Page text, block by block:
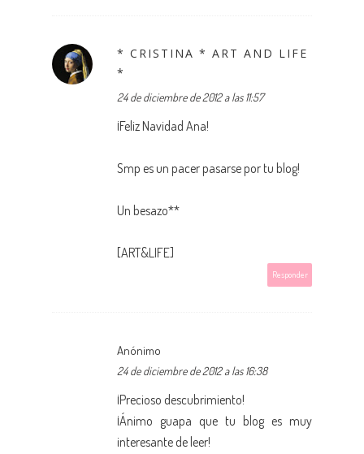
* CRISTINA * ART AND LIFE
*
24 de diciembre de 2012 a las 11:57
¡Feliz Navidad Ana!
Smp es un pacer pasarse por tu blog!
Un besazo**
[ART&LIFE]
Responder
Anónimo
24 de diciembre de 2012 a las 16:38
¡Precioso descubrimiento!
¡Ánimo guapa que tu blog es muy
interesante de leer!